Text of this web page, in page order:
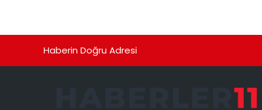
Haberin Doğru Adresi